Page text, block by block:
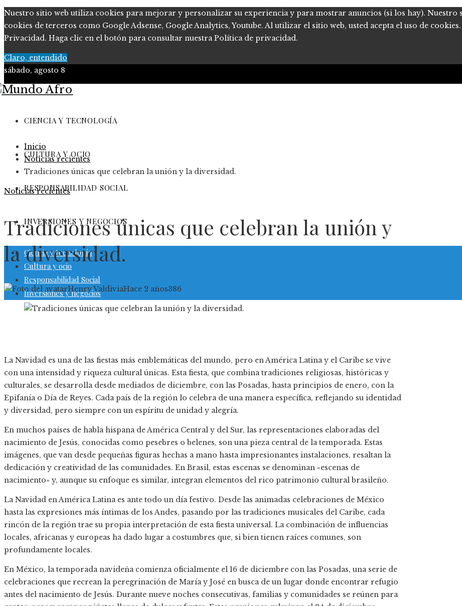
Nuestro sitio web utiliza cookies para mejorar y personalizar su experiencia y para mostrar anuncios (si los hay). Nuestro
cookies de terceros como Google Adsense, Google Analytics, Youtube. Al utilizar el sitio web, usted acepta el uso de
Privacidad. Haga clic en el botón para consultar nuestra Política de privacidad.
Claro, entendido
sábado, agosto 8
Ciencia y tecnología
Inversiones y negocios
CIENCIA Y TECNOLOGÍA
CULTURA Y OCIO
RESPONSABILIDAD SOCIAL
INVERSIONES Y NEGOCIOS
Ciencia y tecnología
Cultura y ocio
Responsabilidad Social
Inversiones y negocios
Inicio
Noticias recientes
Tradiciones únicas que celebran la unión y la diversidad.
Noticias recientes
Tradiciones únicas que celebran la unión y
la diversidad.
Henry ValdiviaHace 2 años386
La Navidad es una de las fiestas más emblemáticas del mundo, pero en América Latina y el Caribe se vive
con una intensidad y riqueza cultural únicas. Esta fiesta, que combina tradiciones religiosas, históricas y
culturales, se desarrolla desde mediados de diciembre, con las Posadas, hasta principios de enero, con la
Epifanía o Día de Reyes. Cada país de la región lo celebra de una manera específica, reflejando su identidad
y diversidad, pero siempre con un espíritu de unidad y alegría.
En muchos países de habla hispana de América Central y del Sur, las representaciones elaboradas del
nacimiento de Jesús, conocidas como pesebres o belenes, son una pieza central de la temporada. Estas
imágenes, que van desde pequeñas figuras hechas a mano hasta impresionantes instalaciones, resaltan la
dedicación y creatividad de las comunidades. En Brasil, estas escenas se denominan «escenas de
nacimiento» y, aunque su enfoque es similar, integran elementos del rico patrimonio cultural brasileño.
La Navidad en América Latina es ante todo un día festivo. Desde las animadas celebraciones de México
hasta las expresiones más íntimas de los Andes, pasando por las tradiciones musicales del Caribe, cada
rincón de la región trae su propia interpretación de esta fiesta universal. La combinación de influencias
locales, africanas y europeas ha dado lugar a costumbres que, si bien tienen raíces comunes, son
profundamente locales.
En México, la temporada navideña comienza oficialmente el 16 de diciembre con las Posadas, una serie de
celebraciones que recrean la peregrinación de María y José en busca de un lugar donde encontrar refugio
antes del nacimiento de Jesús. Durante nueve noches consecutivas, familias y comunidades se reúnen para